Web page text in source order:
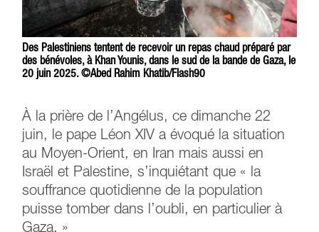
Des Palestiniens tentent de recevoir un repas chaud préparé par
des bénévoles, à Khan Younis, dans le sud de la bande de Gaza, le
20 juin 2025. ©Abed Rahim Khatib/Flash90
À la prière de l’Angélus, ce dimanche 22
juin, le pape Léon XIV a évoqué la situation
au Moyen-Orient, en Iran mais aussi en
Israël et Palestine, s’inquiétant que « la
souffrance quotidienne de la population
puisse tomber dans l’oubli, en particulier à
Gaza. »